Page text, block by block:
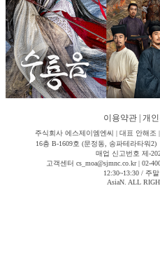
이용약관 개
주식회사 에스제이엠엔씨 | 대표 안해조
16층 B-1609호 (문정동, 송파테라타워
매업 신고번호 제-
고객센터 cs_moa@sjmnc.co.kr | 02-
12:30~13:30 / 주
AsiaN. ALL